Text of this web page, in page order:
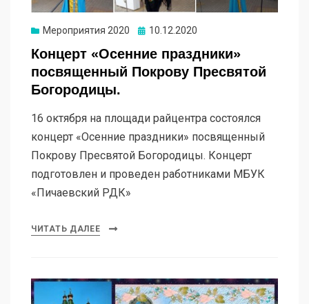
Мероприятия 2020 10.12.2020
Концерт «Осенние праздники»
посвященный Покрову Пресвятой
Богородицы.
16 октября на площади райцентра состоялся
концерт «Осенние праздники» посвященный
Покрову Пресвятой Богородицы. Концерт
подготовлен и проведен работниками МБУК
«Пичаевский РДК»
ЧИТАТЬ ДАЛЕЕ